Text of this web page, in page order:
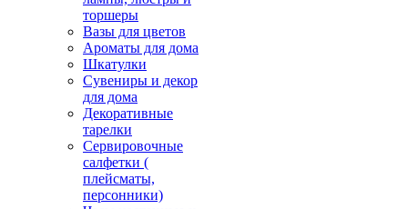
торшеры
Вазы для цветов
Ароматы для дома
Шкатулки
Сувениры и декор
для дома
Декоративные
тарелки
Сервировочные
салфетки (
плейсматы,
персонники)